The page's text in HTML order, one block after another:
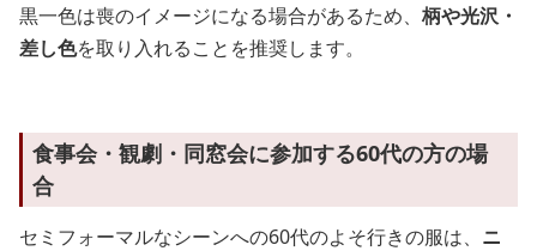
黒一色は喪のイメージになる場合があるため、 柄や光沢・
差し色を取り入れることを推奨します。
食事会・観劇・同窓会に参加する60代の方の場
合
セミフォーマルなシーンへの60代のよそ行きの服は、 ニ